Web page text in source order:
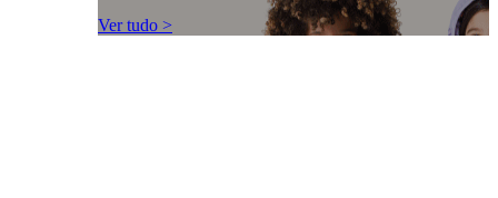
Ver tudo >